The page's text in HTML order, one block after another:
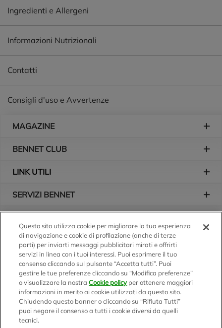
www.cartedor.it
Ingredienti e Allergeni
Informazioni Nutrizionali
Contatti
Consigli d'uso e Avvertenze
MAGAZINE
BENNET CLUB
LINK UTILI
SERVIZI BENNET
Logo Bennet
Seguici sui nostri canali
Scarica l'app
Questo sito utilizza cookie per migliorare la tua esperienza
di navigazione e cookie di profilazione (anche di terze
parti) per inviarti messaggi pubblicitari mirati e offrirti
servizi in linea con i tuoi interessi. Puoi esprimere il tuo
consenso cliccando sul pulsante “Accetta tutti”. Puoi
gestire le tue preferenze cliccando su “Modifica preferenze”
o visualizzare la nostraCookie policyper ottenere maggiori
informazioni in merito ai cookie utilizzati da questo sito.
Chiudendo questo banner o cliccando su “Rifiuta Tutti”
puoi negare il consenso a tutti i cookie diversi da quelli
tecnici.